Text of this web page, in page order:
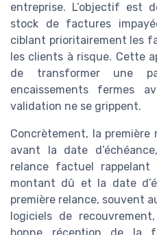
entreprise. L’objectif est
stock de factures
ciblant prioritairement les
les clients à risque. Cette
de transformer une
encaissements fermes
validation ne se grippent.
Concrètement, la
avant la date
relance factuel
montant dû et la date
première relance, souvent
logiciels de
bonne réception de la